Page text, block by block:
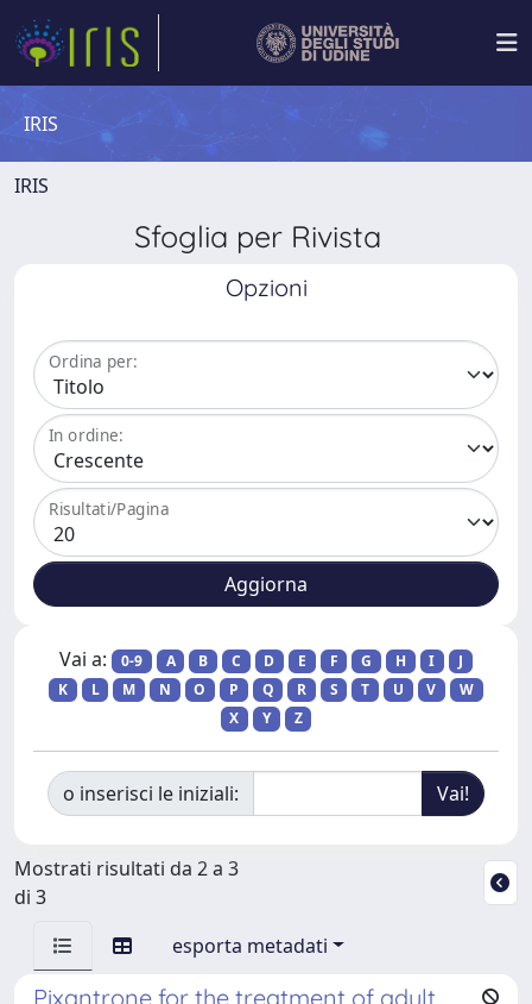
IRIS
IRIS
Sfoglia per Rivista
Opzioni
Ordina per:
In ordine:
Risultati/Pagina
Vai a: 0-9 A B C D E F G H I
J
K
L M N O P Q R S T U V
W
X
Y Z
o inserisci le iniziali:
Mostrati risultati da 2 a 3
di 3
esporta metadati
Pixantrone for the treatment of adult